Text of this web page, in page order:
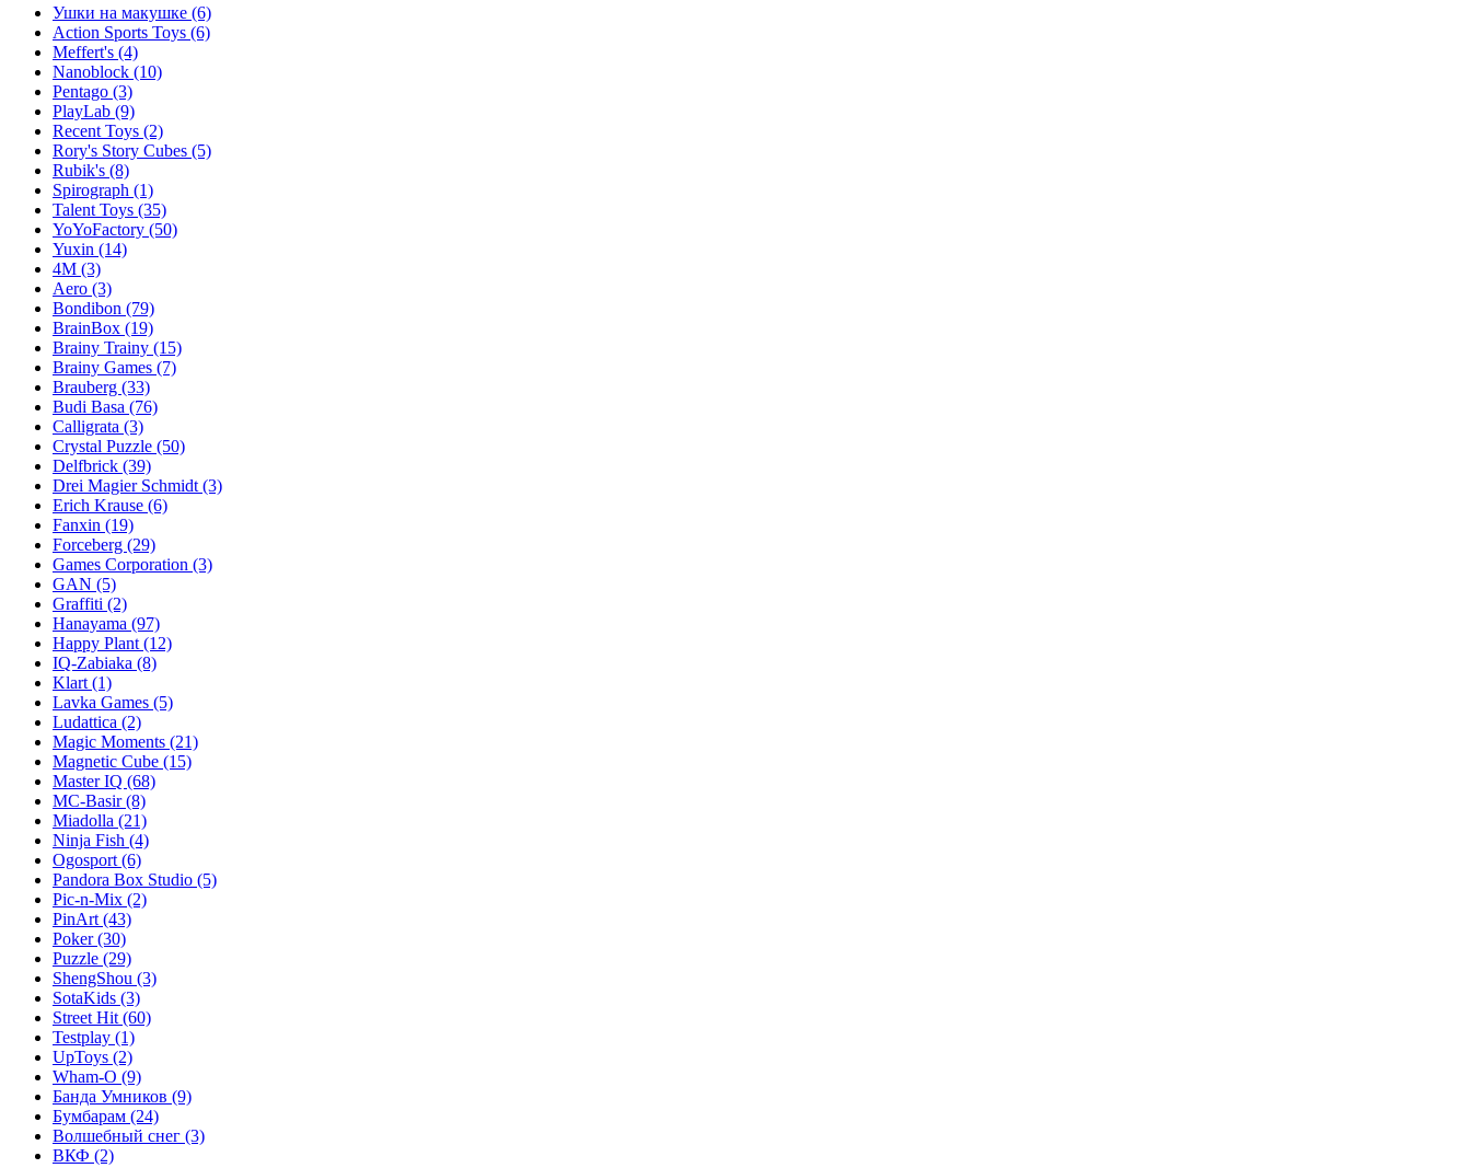
Ушки на макушке (6)
Action Sports Toys (6)
Meffert's (4)
Nanoblock (10)
Pentago (3)
PlayLab (9)
Recent Toys (2)
Rory's Story Cubes (5)
Rubik's (8)
Spirograph (1)
Talent Toys (35)
YoYoFactory (50)
Yuxin (14)
4M (3)
Aero (3)
Bondibon (79)
BrainBox (19)
Brainy Trainy (15)
Brainy Games (7)
Brauberg (33)
Budi Basa (76)
Calligrata (3)
Crystal Puzzle (50)
Delfbrick (39)
Drei Magier Schmidt (3)
Erich Krause (6)
Fanxin (19)
Forceberg (29)
Games Corporation (3)
GAN (5)
Graffiti (2)
Hanayama (97)
Happy Plant (12)
IQ-Zabiaka (8)
Klart (1)
Lavka Games (5)
Ludattica (2)
Magic Moments (21)
Magnetic Cube (15)
Master IQ (68)
MC-Basir(8)
Miadolla (21)
Ninja Fish (4)
Ogosport (6)
Pandora Box Studio (5)
Pic-n-Mix (2)
PinArt (43)
Poker(30)
Puzzle (29)
ShengShou (3)
SotaKids (3)
Street Hit (60)
Testplay (1)
UpToys (2)
Wham-O (9)
Банда Умников (9)
Бумбарам (24)
Волшебный снег (3)
ВКФ (2)